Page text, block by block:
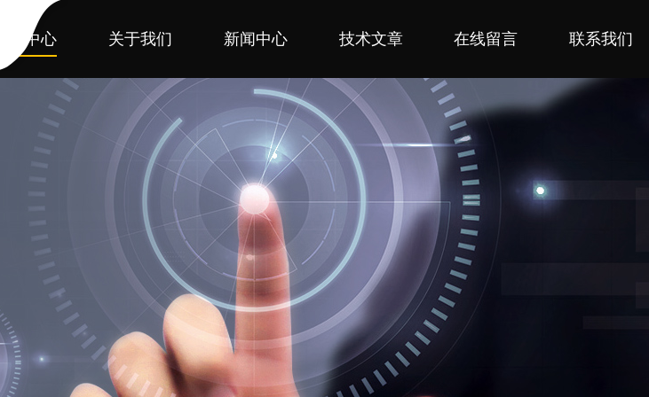
产品中心 关于我们 新闻中心 技术文章 在线留言 联系我们